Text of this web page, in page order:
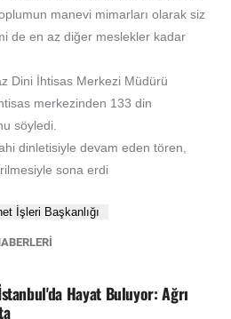
manevi mimarları olarak siz
de en az diğer meslekler kadar
Dini İhtisas Merkezi Müdürü
merkezinden 133 din
söyledi.
dinletisiyle devam eden tören,
sona erdi
Hayat Buluyor: Ağrı